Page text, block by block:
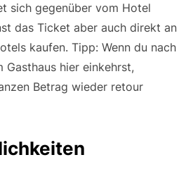
sich gegenüber vom Hotel
das Ticket aber auch direkt an
kaufen. Tipp: Wenn du nach
Gasthaus hier einkehrst,
Betrag wieder retour